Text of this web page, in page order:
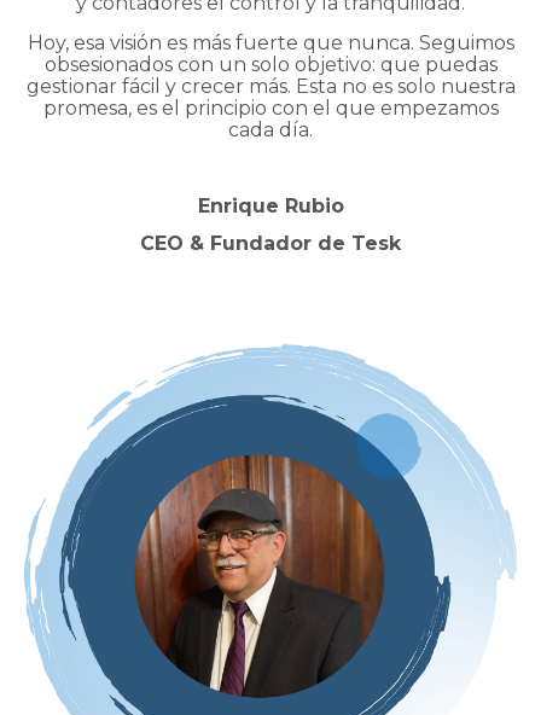
Hoy, esa visión es más fuerte que nunca. Seguimos
obsesionados con un solo objetivo: que puedas
gestionar fácil y crecer más. Esta no es solo nuestra
promesa, es el principio con el que empezamos
cada día.
Enrique Rubio
CEO & Fundador de Tesk